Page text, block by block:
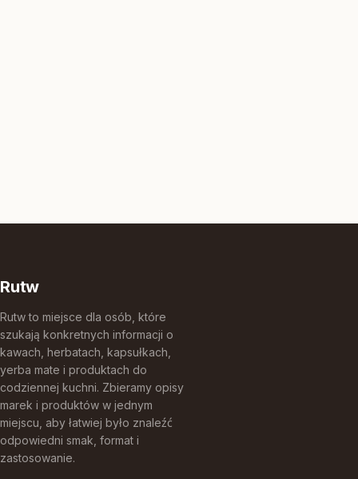
Rutw
Rutw to miejsce dla osób, które
szukają konkretnych informacji o
kawach, herbatach, kapsułkach,
yerba mate i produktach do
codziennej kuchni. Zbieramy opisy
marek i produktów w jednym
miejscu, aby łatwiej było znaleźć
odpowiedni smak, format i
zastosowanie.